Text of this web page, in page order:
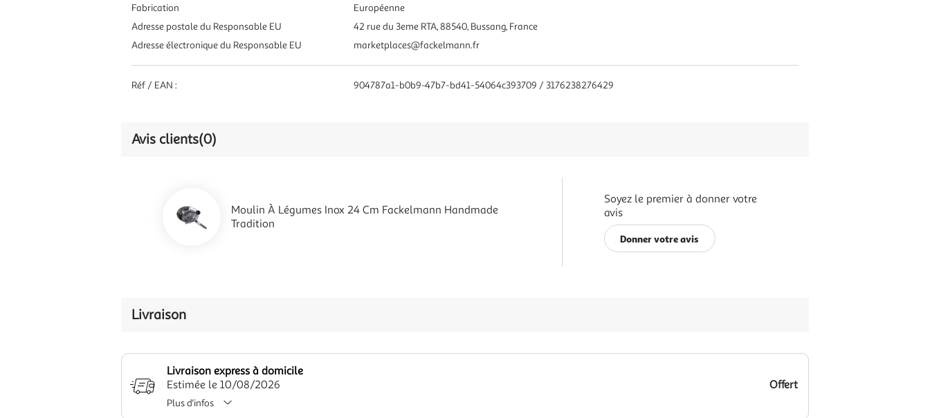
Fabrication
Européenne
Adresse postale du Responsable EU
42 rue du 3eme RTA, 88540, Bussang, France
Adresse électronique du Responsable EU
marketplaces@fackelmann.fr
Réf / EAN : 904787a1-b0b9-47b7-bd41-54064c393709 / 3176238276429
Avis clients(0)
Moulin À Légumes Inox 24 Cm Fackelmann Handmade
Tradition
Soyez le premier à donner votre
avis
Donner votre avis
Livraison
Livraison express à domicile
Estimée le 10/08/2026
Offert
Plus d'infos